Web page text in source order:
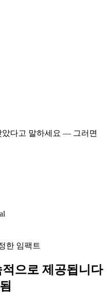
았다고 말하세요 — 그러면
으로 제공됩니다